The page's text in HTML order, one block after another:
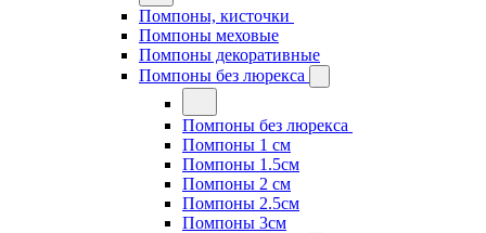
Помпоны, кисточки
Помпоны меховые
Помпоны декоративные
Помпоны без люрекса
Помпоны без люрекса
Помпоны 1 см
Помпоны 1.5см
Помпоны 2 см
Помпоны 2.5см
Помпоны 3см